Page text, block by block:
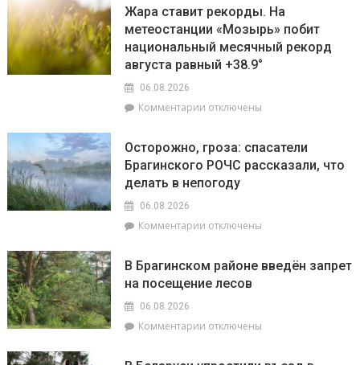
Жара ставит рекорды. На
метеостанции «Мозырь» побит
национальный месячный рекорд
августа равный +38.9°
06.08.2026
Комментарии к
ставит
рекорды.
На
побит
месячный
рекорд
августа
отключены
Осторожно, гроза: спасатели
Брагинского РОЧС рассказали, что
делать в непогоду
06.08.2026
Комментарии к
гроза:
спасатели
рассказали,
отключены
В Брагинском районе введён запрет
на посещение лесов
06.08.2026
Комментарии котключены